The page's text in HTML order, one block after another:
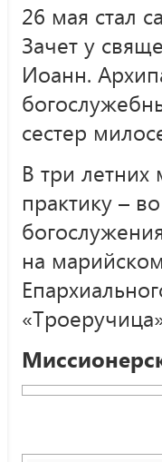
26 мая стал
Зачет у
Иоанн.
сестер
В три летних
практику –
на